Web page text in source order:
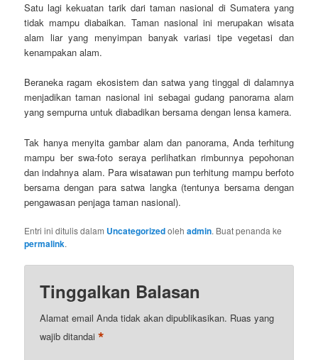
Satu lagi kekuatan tarik dari taman nasional di Sumatera yang
tidak mampu diabaikan. Taman nasional ini merupakan wisata
alam liar yang menyimpan banyak variasi tipe vegetasi dan
kenampakan alam.
Beraneka ragam ekosistem dan satwa yang tinggal di dalamnya
menjadikan taman nasional ini sebagai gudang panorama alam
yang sempurna untuk diabadikan bersama dengan lensa kamera.
Tak hanya menyita gambar alam dan panorama, Anda terhitung
mampu ber swa-foto seraya perlihatkan rimbunnya pepohonan
dan indahnya alam. Para wisatawan pun terhitung mampu berfoto
bersama dengan para satwa langka (tentunya bersama dengan
pengawasan penjaga taman nasional).
Entri ini ditulis dalam Uncategorizedolehadmin. Buat penanda ke
permalink.
Tinggalkan Balasan
Alamat email Anda tidak akan dipublikasikan. Ruas yang
wajib ditandai*